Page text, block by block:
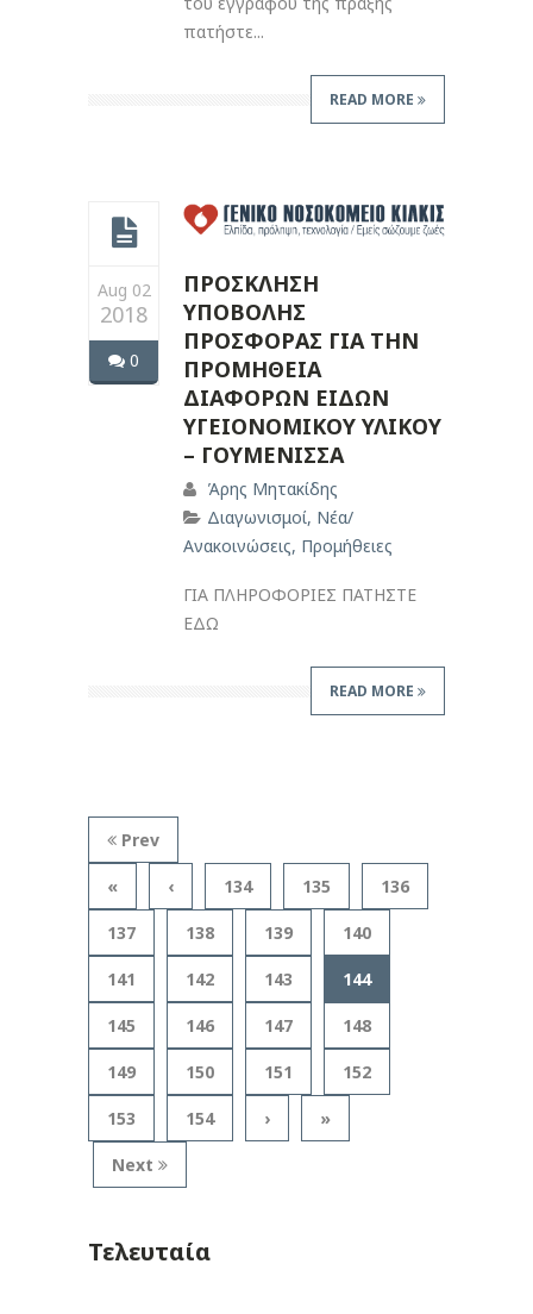
πατήστε...
READ MORE
Aug 02
2018
0
ΠΡΟΣΚΛΗΣΗ
ΥΠΟΒΟΛΗΣ
ΠΡΟΣΦΟΡΑΣ ΓΙΑ ΤΗΝ
ΠΡΟΜΗΘΕΙΑ
ΔΙΑΦΟΡΩΝ ΕΙΔΩΝ
ΥΓΕΙΟΝΟΜΙΚΟΥ ΥΛΙΚΟΥ
– ΓΟΥΜΕΝΙΣΣΑ
Άρης Μητακίδης
Διαγωνισμοί, Νέα/
Ανακοινώσεις, Προμήθειες
ΓΙΑ ΠΛΗΡΟΦΟΡΙΕΣ ΠΑΤΗΣΤΕ
ΕΔΩ
READ MORE
Prev
« ‹ 134 135 136
137 138 139 140
141 142 143 144
145 146 147 148
149 150 151 152
153 154 › »
Next
Τελευταία